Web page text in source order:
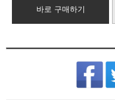
바로 구매하기